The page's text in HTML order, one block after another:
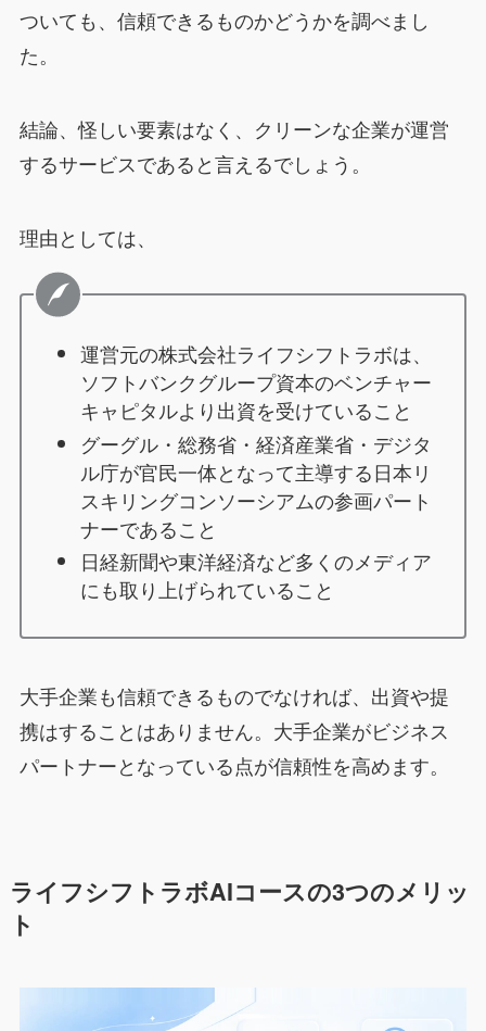
ついても、信頼できるものかどうかを調べまし
た。
結論、怪しい要素はなく、クリーンな企業が運営
するサービスであると言えるでしょう。
理由としては、
運営元の株式会社ライフシフトラボは、
ソフトバンクグループ資本のベンチャー
キャピタルより出資を受けていること
グーグル・総務省・経済産業省・デジタ
ル庁が官民一体となって主導する日本リ
スキリングコンソーシアムの参画パート
ナーであること
日経新聞や東洋経済など多くのメディア
にも取り上げられていること
大手企業も信頼できるものでなければ、出資や提
携はすることはありません。大手企業がビジネス
パートナーとなっている点が信頼性を高めます。
ライフシフトラボAIコースの3つのメリッ
ト